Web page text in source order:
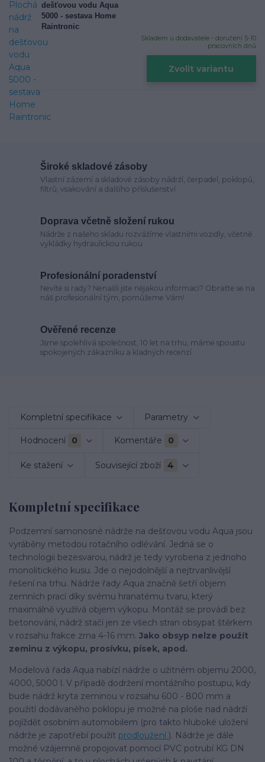
dešťovou vodu Aqua
5000 - sestava Home
Raintronic
Skladem u dodavatele - doručení 5-10
pracovních dnů
Zvolit variantu
Široké skladové zásoby
Vlastní zázemí a skladové zásoby nádrží, čerpadel, poklopů,
filtrů, vsakování a dalšího příslušenství
Doprava včetně složení rukou
Nádrže z našeho skladu rozvážíme vlastními vozidly, včetně
vykládky hydraulickou rukou
Profesionální poradenství
Nevíte si rady? Nenašli jste nějakou informaci? Obraťte se na
náš profesionální tým, pomůžeme Vám!
Ověřené recenze
Jsme spolehlivá společnost, 10 let na trhu, máme spoustu
spokojených zákazníku a kladných recenzí
Kompletní specifikace Parametry
Hodnocení 0 Komentáře 0
Ke stažení Související zboží 4
Kompletní specifikace
Podzemní samonosné nádrže na dešťovou vodu Aqua jsou
vyráběny metodou rotačního odlévání. Jedná se o
technologii bezesvarou, nádrž je tedy vyrobena z jednoho
monolitického kusu. Jde o nejodolnější a nejtrvanlivější
řešení na trhu. Nádrže řady Aqua značně šetří objem
zemních prací díky svému hranatému tvaru, který
maximálně využívá objem výkopu. Montáž se provádí bez
betonování, nádrž stačí jen ze všech stran obsypat štěrkem
v rozsahu frakce zrna 4-16 mm. Jako obsyp nelze použít
zeminu z výkopu, prosívku, písek, apod.
Modelová řada Aqua nabízí nádrže o užitném objemu 2000,
4000, 5000 l. V případě dodržení montážního postupu, kdy
bude nádrž kryta zeminou v rozsahu 600 - 800 mm a
použití dodávaného poklopu je možné na ploše nad nádrží
pojíždět osobním automobilem (pro takto hluboké uložení
nádrže je zapotřebí použít prodloužení ). Nádrže je dále
možné vzájemně propojovat pomocí PVC potrubí KG DN